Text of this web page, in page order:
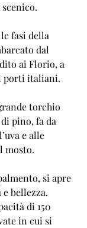
fasi della
dal
ai Florio, a
porti italiani.
torchio
pino, fa da
e alle
mosto.
si apre
bellezza.
di 150
in cui si